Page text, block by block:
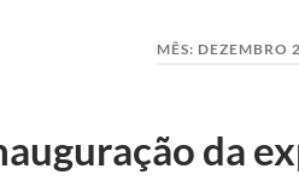
MÊS: DEZEMBRO
da